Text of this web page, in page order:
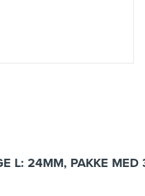
L: 24MM, PAKKE MED